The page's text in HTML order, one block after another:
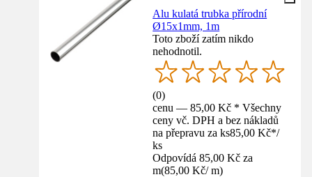
Alu kulatá trubka přírodní
Ø15x1mm, 1m
Toto zboží zatím nikdo
nehodnotil.
(0)
cenu — 85,00 Kč * Všechny
ceny vč. DPH a bez nákladů
na přepravu za ks85,00 Kč*/
ks
Odpovídá 85,00 Kč za
m(85,00 Kč/ m)